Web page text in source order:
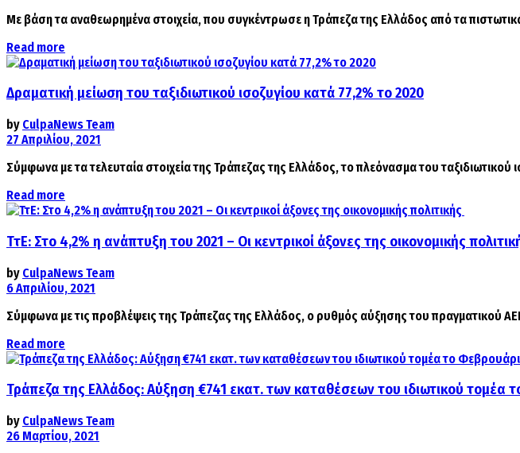
Με βάση τα αναθεωρημένα στοιχεία, που συγκέντρωσε η Τράπεζα της Ελλάδος από τα
Read more
Δραματική μείωση του ταξιδιωτικού ισοζυγίου κατά 77,2% το 2020
by CulpaNews Team
27 Απριλίου, 2021
Σύμφωνα με τα τελευταία στοιχεία της Τράπεζας της Ελλάδος, το πλεόνασμα του
Read more
ΤτΕ: Στο 4,2% η ανάπτυξη του 2021 – Οι κεντρικοί άξονες της οικονομικής
by CulpaNews Team
6 Απριλίου, 2021
Σύμφωνα με τις προβλέψεις της Τράπεζας της Ελλάδος, ο ρυθμός αύξησης του πραγματικού
Read more
Τράπεζα της Ελλάδος: Αύξηση €741 εκατ. των καταθέσεων του ιδιωτικού τομέα
by CulpaNews Team
26 Μαρτίου, 2021